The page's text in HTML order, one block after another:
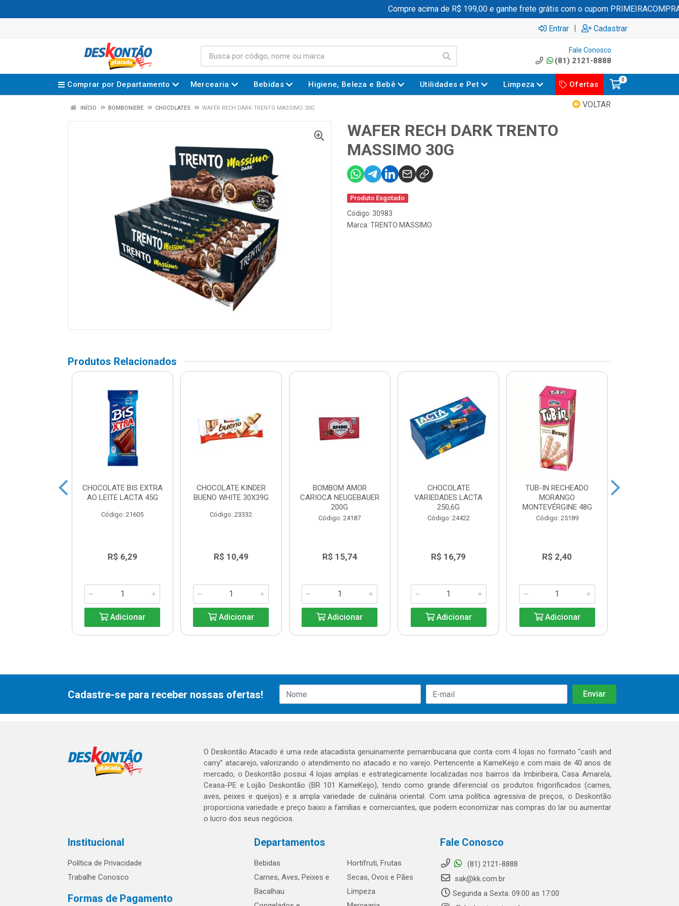
Compre acima de R$ 199,00 e ganhe frete grátis com o cupom PRIMEIRACOMPRA
Entrar | Cadastrar
Fale Conosco
(81) 2121-8888
Comprar por Departamento Mercearia Bebidas Higiene, Beleza e Bebê Utilidades e Pet Limpeza Ofertas
0
VOLTAR
INÍCIO BOMBONIERE CHOCOLATES WAFER RECH DARK TRENTO MASSIMO 30G
WAFER RECH DARK TRENTO
MASSIMO 30G
Produto Esgotado
Código: 30983
Marca: TRENTO MASSIMO
Produtos Relacionados
CHOCOLATE BIS EXTRA
AO LEITE LACTA 45G
Código: 21605
R$ 6,29
Adicionar
CHOCOLATE KINDER
BUENO WHITE 30X39G
Código: 23332
R$ 10,49
Adicionar
BOMBOM AMOR
CARIOCA NEUGEBAUER
200G
Código: 24187
R$ 15,74
Adicionar
CHOCOLATE
VARIEDADES LACTA
250,6G
Código: 24422
R$ 16,79
Adicionar
TUB-IN RECHEADO
MORANGO
MONTEVÉRGINE 48G
Código: 25189
R$ 2,40
Adicionar
Cadastre-se para receber nossas ofertas!
O Deskontão Atacado é uma rede atacadista genuinamente pernambucana que conta com 4 lojas no formato “cash and
carry” atacarejo, valorizando o atendimento no atacado e no varejo. Pertencente a KarneKeijo e com mais de 40 anos de
mercado, o Deskontão possui 4 lojas amplas e estrategicamente localizadas nos bairros da Imbiribeira, Casa Amarela,
Ceasa-PE e Lojão Deskontão (BR 101 KarneKeijo), tendo como grande diferencial os produtos frigorificados (carnes,
aves, peixes e queijos) e a ampla variedade de culinária oriental. Com uma política agressiva de preços, o Deskontão
proporciona variedade e preço baixo a famílias e comerciantes, que podem economizar nas compras do lar ou aumentar
o lucro dos seus negócios.
Institucional
Política de Privacidade
Trabalhe Conosco
Formas de Pagamento
Departamentos
Bebidas
Carnes, Aves, Peixes e
Bacalhau
Hortifruti, Frutas
Secas, Ovos e Pães
Limpeza
Fale Conosco
(81) 2121-8888
sak@kk.com.br
Segunda a Sexta: 09:00 as 17:00